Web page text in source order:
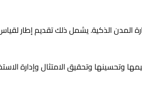
المدن الذكية. يشمل ذلك تقديم إطار
وتحسينها وتحقيق الامتثال وإدارة